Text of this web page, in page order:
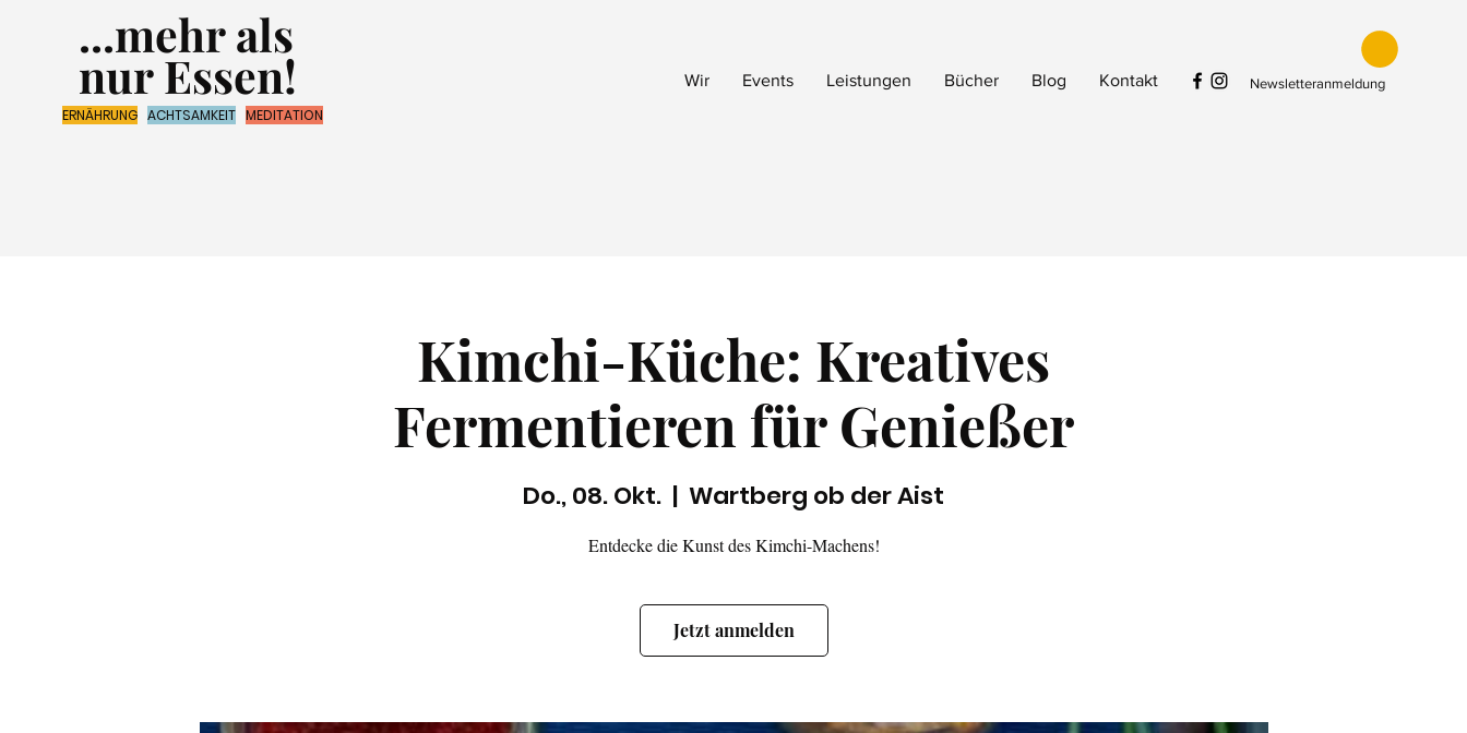
...mehr als
nur Essen!
ERNÄHRUNG ACHTSAMKEIT MEDITATION
Wir Events Leistungen Bücher Blog Kontakt Newsletteranmeldung
Kimchi-Küche: Kreatives
Fermentieren für Genießer
Do., 08. Okt.
  |
Wartberg ob der Aist
Entdecke die Kunst des Kimchi-Machens!
Jetzt anmelden